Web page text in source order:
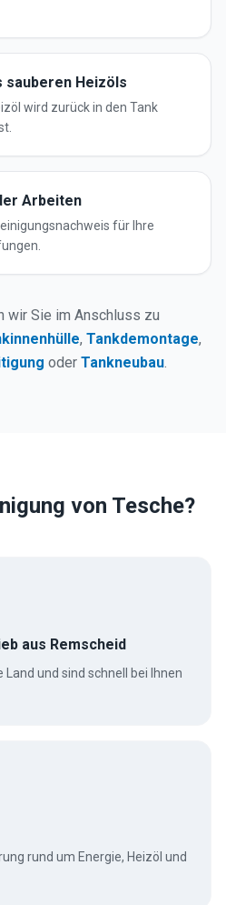
sauberen Heizöls
wird zurück in den Tank
Arbeiten
für Ihre
wir Sie im Anschluss zu
, Tankdemontage,
oder Tankneubau.
von Tesche?
aus Remscheid
Land und sind schnell bei Ihnen
rund um Energie, Heizöl und